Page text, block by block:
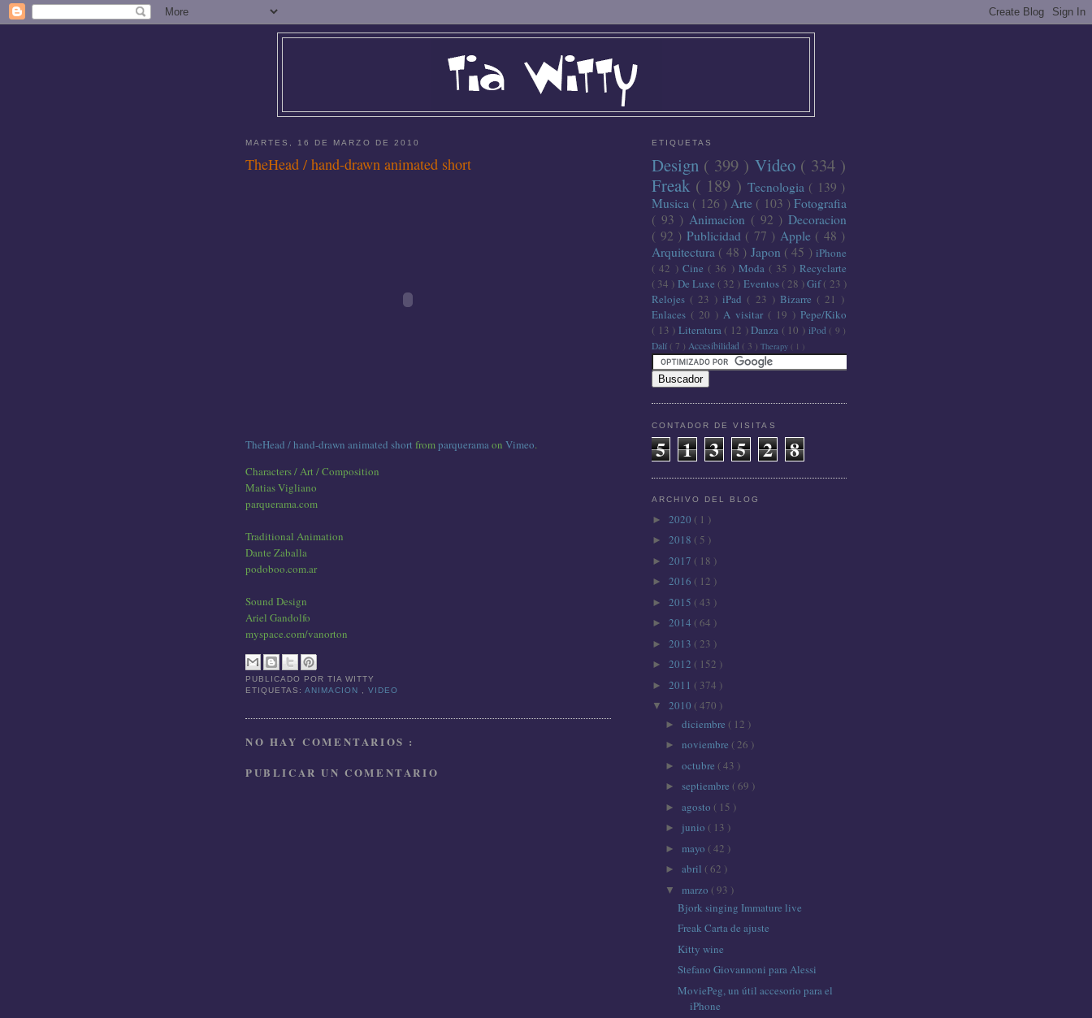
MARTES, 16 DE MARZO DE 2010
TheHead / hand-drawn animated short
TheHead / hand-drawn animated short fromparqueramaon Vimeo.
Characters / Art / Composition
Matias Vigliano
parquerama.com
Traditional Animation
Dante Zaballa
podoboo.com.ar
Sound Design
Ariel Gandolfo
myspace.com/vanorton
PUBLICADO PORTIA WITTY
ETIQUETAS:ANIMACION ,VIDEO
NO HAY COMENTARIOS :
PUBLICAR UN COMENTARIO
ETIQUETAS
Design ( 399 ) Video ( 334 )
Freak ( 189 ) Tecnologia ( 139 )
Musica ( 126 ) Arte ( 103 ) Fotografia
( 93 ) Animacion ( 92 )Decoracion
( 92 ) Publicidad ( 77 ) Apple ( 48 )
Arquitectura ( 48 ) Japon ( 45 ) iPhone
( 42 ) Cine ( 36 ) Moda ( 35 )Recyclarte
( 34 ) De Luxe ( 32 ) Eventos ( 28 )Gif( 23 )
Relojes ( 23 ) iPad ( 23 ) Bizarre ( 21 )
Enlaces ( 20 ) A visitar ( 19 ) Pepe/Kiko
( 13 ) Literatura ( 12 )Danza ( 10 ) iPod ( 9 )
Dalí ( 7 ) Accesibilidad ( 3 ) Therapy ( 1 )
CONTADOR DE VISITAS
5 1 3 5 2 8
ARCHIVO DEL BLOG
► 2020 ( 1 )
► 2018 ( 5 )
► 2017 ( 18 )
► 2016 ( 12 )
► 2015 ( 43 )
► 2014 ( 64 )
► 2013 ( 23 )
► 2012 ( 152 )
► 2011 ( 374 )
▼ 2010 ( 470 )
► diciembre ( 12 )
► noviembre ( 26 )
► octubre ( 43 )
► septiembre ( 69 )
► agosto ( 15 )
► junio ( 13 )
► mayo ( 42 )
► abril ( 62 )
▼ marzo ( 93 )
Bjork singing Immature live
Freak Carta de ajuste
Kitty wine
Stefano Giovannoni para Alessi
MoviePeg, un útil accesorio para el
iPhone